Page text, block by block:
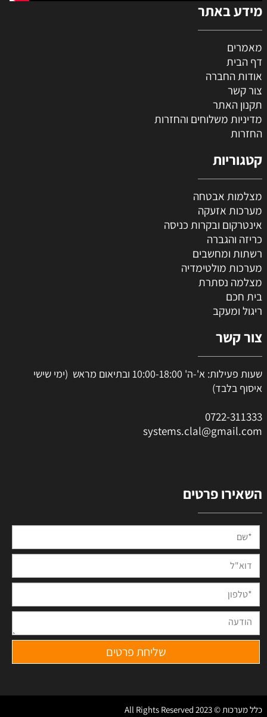
מידע באתר
מאמרים
דף הבית
אודות החברה
צור קשר
תקנון האתר
מדיניות משלוחים והחזרות
החזרות
קטגוריות
מצלמות אבטחה
מערכות אזעקה
אינטרקום ובקרות כניסה
כריזה והגברה
רשתות ומחשבים
מערכות מולטימדיה
מצלמה נסתרת
בית חכם
ריגול ומעקב
צור קשר
שעות פעילות: א'-ה' 10:00-18:00 ובתיאום מראש (ימי שישי
איסוף בלבד)
0722-311333
systems.clal@gmail.com
השאירו פרטים
כלל מערכות © 2023 All Rights Reserved